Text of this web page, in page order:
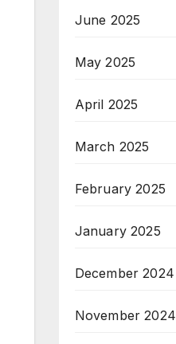
June 2025
May 2025
April 2025
March 2025
February 2025
January 2025
December 2024
November 2024